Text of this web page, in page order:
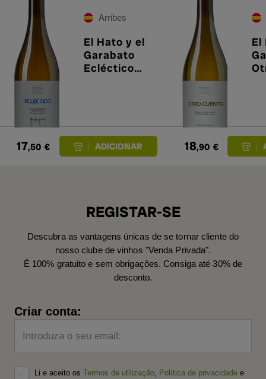
Arribes
El Hato y el
Garabato
Ecléctico
17,50 €
El
18,90 €
REGISTAR-SE
Descubra as vantagens únicas de se tornar cliente do
nosso clube de vinhos "Venda Privada".
É 100% gratuito e sem obrigações. Consiga até 30% de
desconto.
Criar conta:
Introduza o seu email:
Li e aceito os Termos de utilização Política de privacidade e